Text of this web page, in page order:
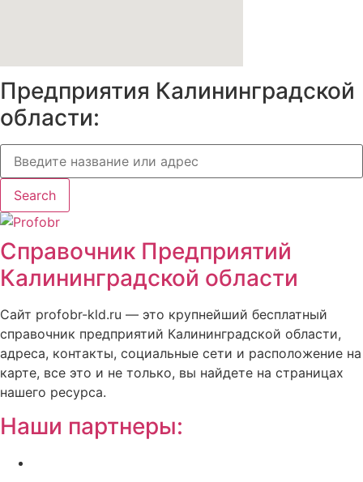
Предприятия Калининградской
области:
Search
Справочник Предприятий
Калининградской области
Сайт profobr-kld.ru — это крупнейший бесплатный
справочник предприятий Калининградской области,
адреса, контакты, социальные сети и расположение на
карте, все это и не только, вы найдете на страницах
нашего ресурса.
Наши партнеры: